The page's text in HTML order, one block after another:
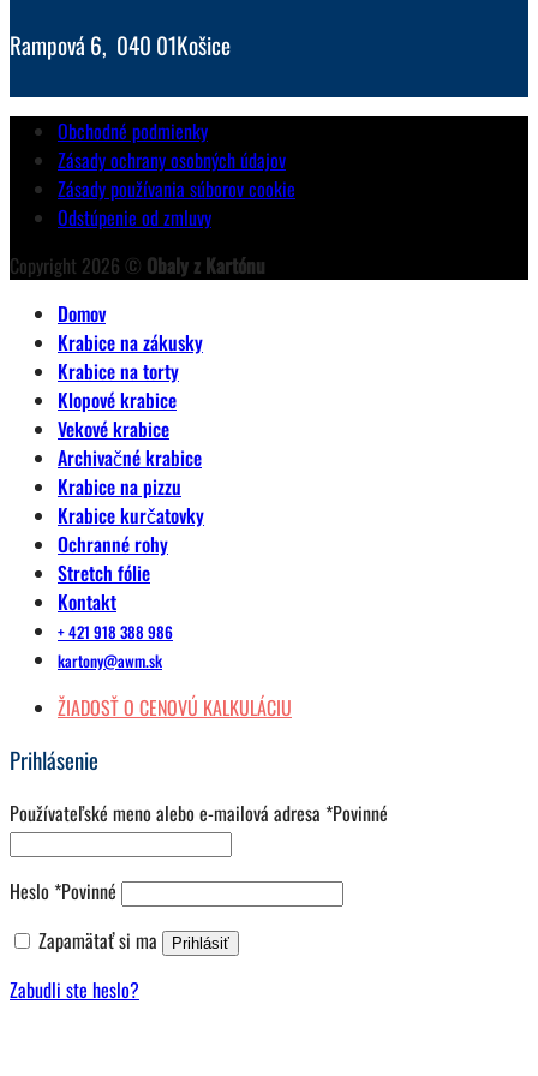
Rampová 6, 040 01Košice
Obchodné podmienky
Zásady ochrany osobných údajov
Zásady používania súborov cookie
Odstúpenie od zmluvy
Copyright 2026 © Obaly z Kartónu
Domov
Krabice na zákusky
Krabice na torty
Klopové krabice
Vekové krabice
Archivačné krabice
Krabice na pizzu
Krabice kurčatovky
Ochranné rohy
Stretch fólie
Kontakt
+ 421 918 388 986
kartony@awm.sk
ŽIADOSŤ O CENOVÚ KALKULÁCIU
Prihlásenie
Používateľské meno alebo e-mailová adresa *Povinné
Heslo *Povinné
Zapamätať si ma
Prihlásiť
Zabudli ste heslo?